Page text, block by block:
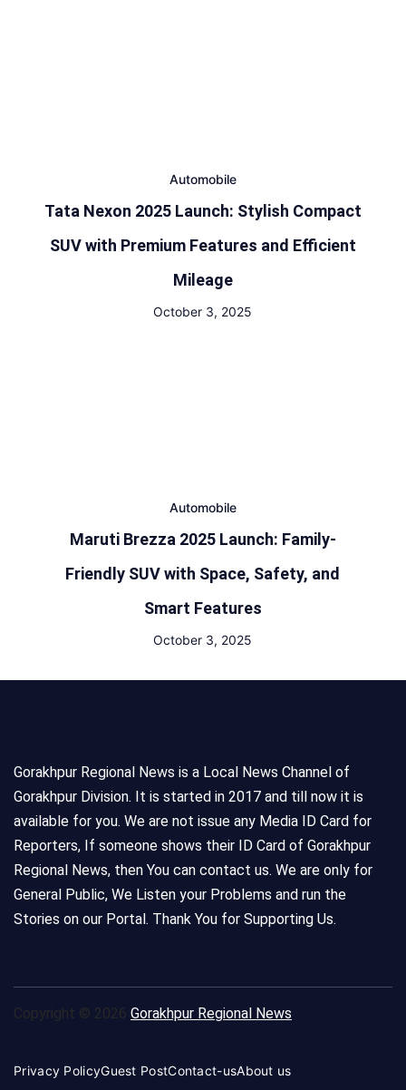
Automobile
Tata Nexon 2025 Launch: Stylish Compact
SUV with Premium Features and Efficient
Mileage
October 3, 2025
Automobile
Maruti Brezza 2025 Launch: Family-
Friendly SUV with Space, Safety, and
Smart Features
October 3, 2025
Gorakhpur Regional News is a Local News Channel of
Gorakhpur Division. It is started in 2017 and till now it is
available for you. We are not issue any Media ID Card for
Reporters, If someone shows their ID Card of Gorakhpur
Regional News, then You can contact us. We are only for
General Public, We Listen your Problems and run the
Stories on our Portal. Thank You for Supporting Us.
Copyright © 2026 Gorakhpur Regional News
Privacy PolicyGuest PostContact-usAbout us